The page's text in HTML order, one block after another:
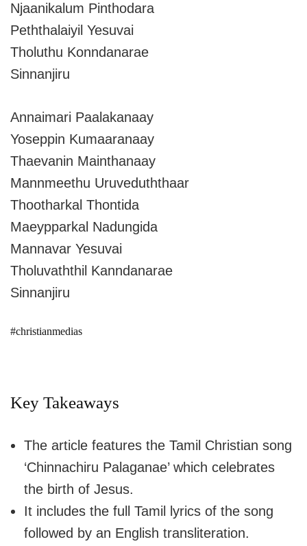
Njaanikalum Pinthodara
Peththalaiyil Yesuvai
Tholuthu Konndanarae
Sinnanjiru
Annaimari Paalakanaay
Yoseppin Kumaaranaay
Thaevanin Mainthanaay
Mannmeethu Uruveduththaar
Thootharkal Thontida
Maeypparkal Nadungida
Mannavar Yesuvai
Tholuvaththil Kanndanarae
Sinnanjiru
#christianmedias
Key Takeaways
The article features the Tamil Christian song
‘Chinnachiru Palaganae’ which celebrates
the birth of Jesus.
It includes the full Tamil lyrics of the song
followed by an English transliteration.